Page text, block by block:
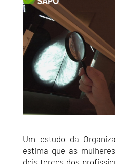
Um estudo da
estima que as
dois terços dos